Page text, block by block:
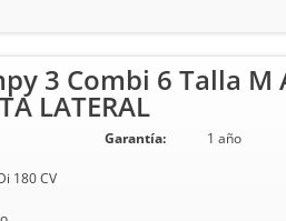
3 Combi 6 Talla
LATERAL
180 CV
Garantía: 1 año